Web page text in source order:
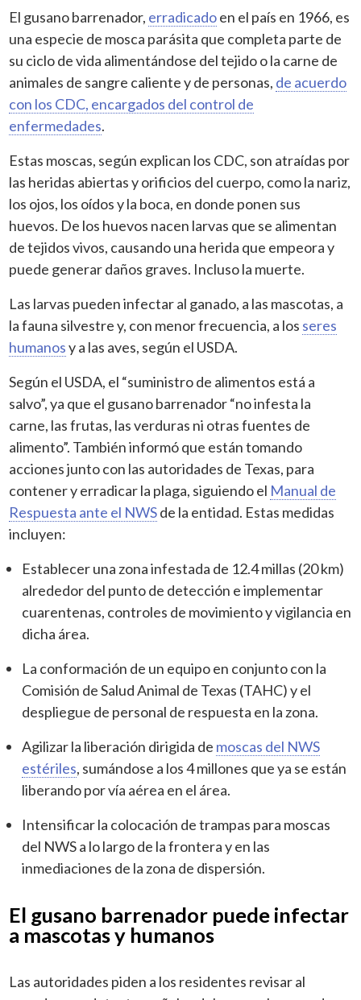
El gusano barrenador, erradicadoen el país en 1966, es
una especie de mosca parásita que completa parte de
su ciclo de vida alimentándose del tejido o la carne de
animales de sangre caliente y de personas, de acuerdo
con los CDC, encargados del control de
enfermedades.
Estas moscas, según explican los CDC, son atraídas por
las heridas abiertas y orificios del cuerpo, como la nariz,
los ojos, los oídos y la boca, en donde ponen sus
huevos. De los huevos nacen larvas que se alimentan
de tejidos vivos, causando una herida que empeora y
puede generar daños graves. Incluso la muerte.
Las larvas pueden infectar al ganado, a las mascotas, a
la fauna silvestre y, con menor frecuencia, a los seres
humanosy a las aves, según el USDA.
Según el USDA, el “suministro de alimentos está a
salvo”, ya que el gusano barrenador “no infesta la
carne, las frutas, las verduras ni otras fuentes de
alimento”. También informó que están tomando
acciones junto con las autoridades de Texas, para
contener y erradicar la plaga, siguiendo el Manual de
Respuesta ante el NWSde la entidad. Estas medidas
incluyen:
Establecer una zona infestada de 12.4 millas (20 km)
alrededor del punto de detección e implementar
cuarentenas, controles de movimiento y vigilancia en
dicha área.
La conformación de un equipo en conjunto con la
Comisión de Salud Animal de Texas (TAHC) y el
despliegue de personal de respuesta en la zona.
Agilizar la liberación dirigida de moscas del NWS
estériles, sumándose a los 4 millones que ya se están
liberando por vía aérea en el área.
Intensificar la colocación de trampas para moscas
del NWS a lo largo de la frontera y en las
inmediaciones de la zona de dispersión.
El gusano barrenador puede infectar
a mascotas y humanos
Las autoridades piden a los residentes revisar al